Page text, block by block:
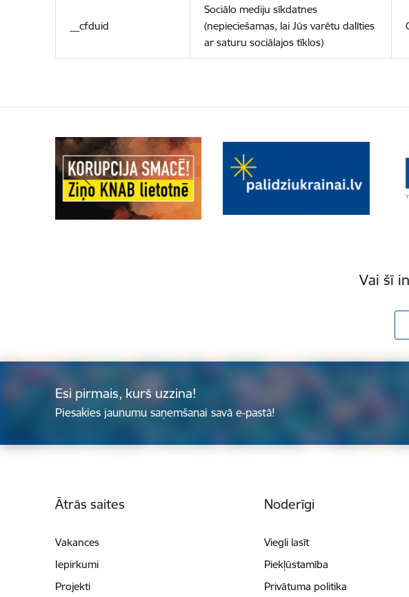
__cfduid
Sociālo mediju sīkdatnes
(nepieciešamas, lai Jūs varētu dalīties
ar saturu sociālajos tīklos)
Vai šī
Esi pirmais, kurš uzzina!
Piesakies jaunumu saņemšanai savā e-pastā!
Ātrās saites
Vakances
Iepirkumi
Projekti
Noderīgi
Viegli lasīt
Piekļūstamība
Privātuma politika